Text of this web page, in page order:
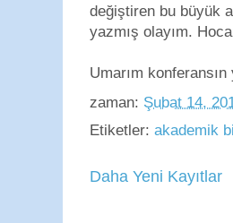
değiştiren bu büyük
yazmış olayım.
Umarım
zaman: Şubat 14,
Etiketler: akademik
Daha Yeni Kayıtlar